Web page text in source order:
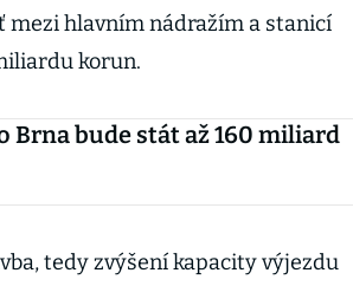
mezi hlavním nádražím a stanicí
korun.
Brna bude stát až 160 miliard
tedy zvýšení kapacity výjezdu